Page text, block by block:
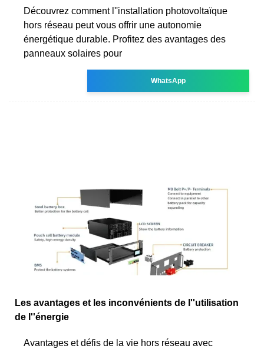
Découvrez comment l''installation photovoltaïque
hors réseau peut vous offrir une autonomie
énergétique durable. Profitez des avantages des
panneaux solaires pour
WhatsApp
Les avantages et les inconvénients de l''utilisation
de l''énergie
Avantages et défis de la vie hors réseau avec